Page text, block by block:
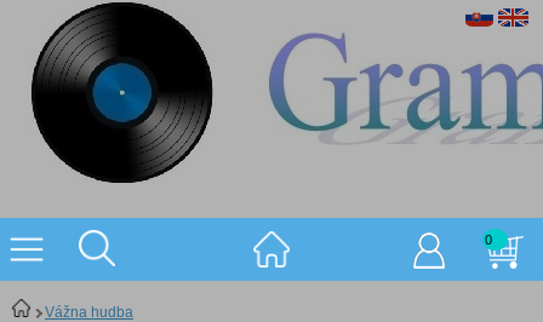
0
Vážna hudba